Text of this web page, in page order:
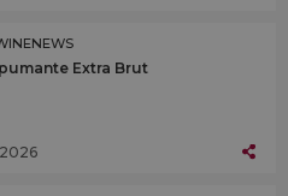
Extra Brut